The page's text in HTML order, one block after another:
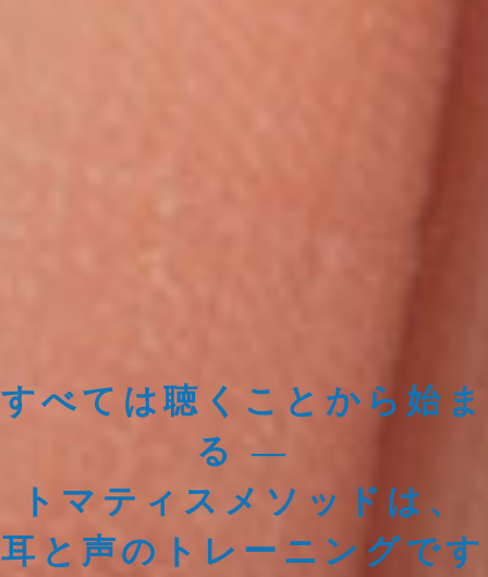
すべては聴くことから始ま
る ―
トマティスメソッドは、
耳と声のトレーニングです